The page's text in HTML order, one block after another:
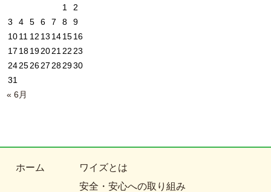
1
2
3
4 5 6 7 8
9
1011 12 13 141516
17 18192021 22 23
24252627 282930
31
« 6月
ホーム
ワイズとは
安全・安心への取り組み